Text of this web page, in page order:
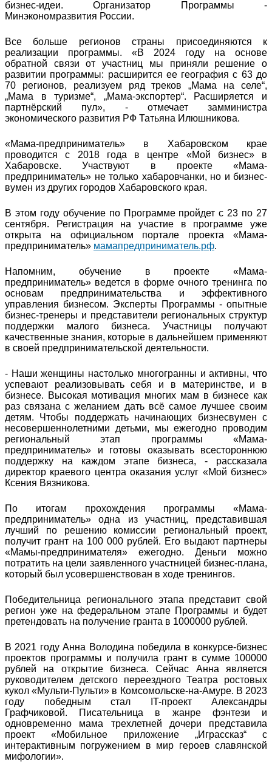
бизнес-идеи. Организатор Программы -
Минэкономразвития России.
Все больше регионов страны присоединяются к
реализации программы. «В 2024 году на основе
обратной связи от участниц мы приняли решение о
развитии программы: расширится ее география с 63 до
70 регионов, реализуем ряд треков „Мама на селе“,
„Мама в туризме“, „Мама-экспортер“. Расширяется и
партнёрский пул», - отмечает замминистра
экономического развития РФ Татьяна Илюшникова.
«Мама-предприниматель» в Хабаровском крае
проводится с 2018 года в центре «Мой бизнес» в
Хабаровске. Участвуют в проекте «Мама-
предприниматель» не только хабаровчанки, но и бизнес-
вумен из других городов Хабаровского края.
В этом году обучение по Программе пройдет с 23 по 27
сентября. Регистрация на участие в программе уже
открыта на официальном портале проекта «Мама-
предприниматель» мамапредприниматель.рф.
Напомним, обучение в проекте «Мама-
предприниматель» ведется в форме очного тренинга по
основам предпринимательства и эффективного
управления бизнесом. Эксперты Программы - опытные
бизнес-тренеры и представители региональных структур
поддержки малого бизнеса. Участницы получают
качественные знания, которые в дальнейшем применяют
в своей предпринимательской деятельности.
- Наши женщины настолько многогранны и активны, что
успевают реализовывать себя и в материнстве, и в
бизнесе. Высокая мотивация многих мам в бизнесе как
раз связана с желанием дать всё самое лучшее своим
детям. Чтобы поддержать начинающих бизнесвумен с
несовершеннолетними детьми, мы ежегодно проводим
региональный этап программы «Мама-
предприниматель» и готовы оказывать всестороннюю
поддержку на каждом этапе бизнеса, - рассказала
директор краевого центра оказания услуг «Мой бизнес»
Ксения Вязникова.
По итогам прохождения программы «Мама-
предприниматель» одна из участниц, представившая
лучший по решению комиссии региональный проект,
получит грант на 100 000 рублей. Его выдают партнеры
«Мамы-предпринимателя» ежегодно. Деньги можно
потратить на цели заявленного участницей бизнес-плана,
который был усовершенствован в ходе тренингов.
Победительница регионального этапа представит свой
регион уже на федеральном этапе Программы и будет
претендовать на получение гранта в 1000000 рублей.
В 2021 году Анна Володина победила в конкурсе-бизнес
проектов программы и получила грант в сумме 100000
рублей на открытие бизнеса. Сейчас Анна является
руководителем детского переездного Театра ростовых
кукол «Мульти-Пульти» в Комсомольске-на-Амуре. В 2023
году победным стал IT-проект Александры
Графчиковой. Писательница в жанре фэнтези и
одновременно мама трехлетней дочери представила
проект «Мобильное приложение „Играссказ“ с
интерактивным погружением в мир героев славянской
мифологии».